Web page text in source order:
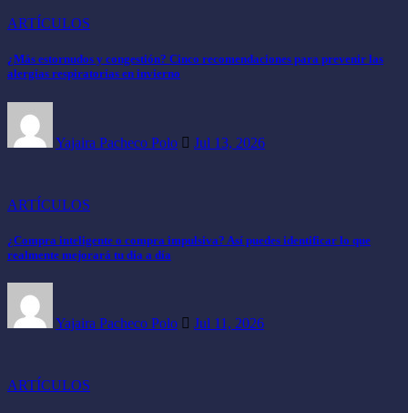
ARTÍCULOS
¿Más estornudos y congestión? Cinco recomendaciones para prevenir las
alergias respiratorias en invierno
Yajaira Pacheco Polo Jul 13, 2026
ARTÍCULOS
¿Compra inteligente o compra impulsiva? Así puedes identificar lo que
realmente mejorará tu día a día
Yajaira Pacheco Polo Jul 11, 2026
ARTÍCULOS